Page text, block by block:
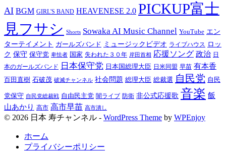
AI BGM GIRL'S BAND HEAVENESE 2.0 PICKUP富士
見フサシ Shorts Sowaka AI Music Channel YouTube エン
ターテイメント ガールズバンド ミュージックビデオ ライブハウス ロッ
ク 保守 保守党 卑怯者 国家 失われた３０年 岸田首相 応援ソング 政治 日
本のガールズバンド
日本保守党 日本国総理大臣 日米同盟 早苗 有本香
百田直樹 石破茂 破滅チャンネル 社会問題 総理大臣 総裁選 自民党 自民
党保守 自民党総裁戦 自由民主党 闇ライブ 防衛 非公式応援歌 音楽 飯
山あかり 高市 高市早苗 高市潰し
© 2026 日本 寿チャンネル - WordPress Theme by WPEnjoy
ホーム
プライバシーポリシー